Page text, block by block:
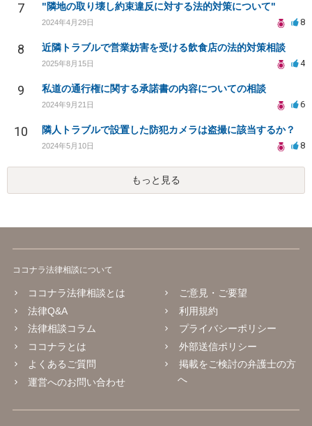
7 "隣地の取り壊し約束違反に対する法的対策について"
2024年4月29日 8
8 近隣トラブルで営業妨害を受ける飲食店の法的対策相談
2025年8月15日 4
9 私道の通行権に関する承諾書の内容についての相談
2024年9月21日 6
10 隣人トラブルで設置した防犯カメラは盗撮に該当するか？
2024年5月10日 8
もっと見る
ココナラ法律相談について
ココナラ法律相談とは
法律Q&A
法律相談コラム
ココナラとは
よくあるご質問
運営へのお問い合わせ
ご意見・ご要望
利用規約
プライバシーポリシー
外部送信ポリシー
掲載をご検討の弁護士の方
へ